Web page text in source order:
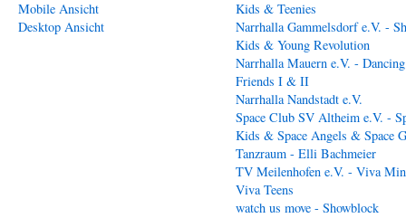
Mobile Ansicht
Desktop Ansicht
Kids & Teenies
Narrhalla Gammelsdorf e.V. -
Kids & Young Revolution
Narrhalla Mauern e.V. - Dancing
Friends I & II
Narrhalla Nandstadt e.V.
Space Club SV Altheim e.V. -
Kids & Space Angels & Space
Tanzraum - Elli Bachmeier
TV Meilenhofen e.V. - Viva
Viva Teens
watch us move - Showblock